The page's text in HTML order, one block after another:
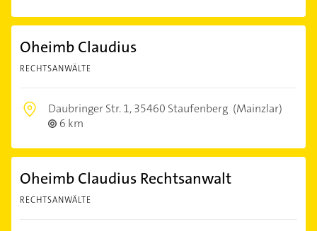
Oheimb Claudius
RECHTSANWÄLTE
Daubringer Str. 1,35460 Staufenberg (Mainzlar)
6 km
Oheimb Claudius Rechtsanwalt
RECHTSANWÄLTE